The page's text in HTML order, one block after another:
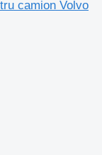
camion Volvo